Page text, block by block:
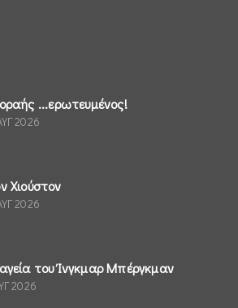
...ερωτευμένος!
2026
Χιούστον
2026
του Ίνγκμαρ Μπέργκμαν
2026